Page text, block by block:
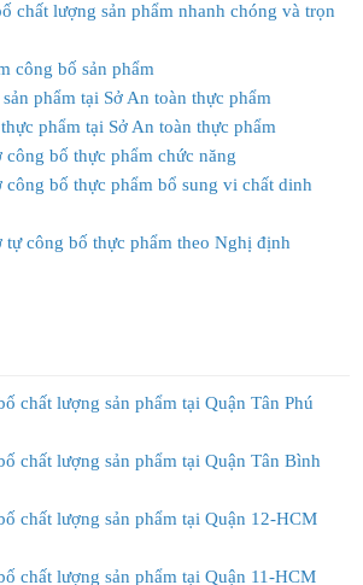
chất lượng sản phẩm nhanh chóng và trọn
công bố sản phẩm
phẩm tại Sở An toàn thực phẩm
phẩm tại Sở An toàn thực phẩm
công bố thực phẩm chức năng
công bố thực phẩm bổ sung vi chất dinh
tự công bố thực phẩm theo Nghị định
chất lượng sản phẩm tại Quận Tân Phú
chất lượng sản phẩm tại Quận Tân Bình
chất lượng sản phẩm tại Quận 12-HCM
chất lượng sản phẩm tại Quận 11-HCM